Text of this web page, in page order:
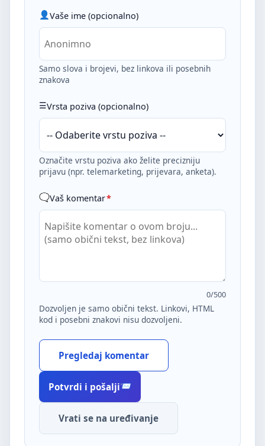
Vaše ime (opcionalno)
Samo slova i brojevi, bez linkova ili posebnih
znakova
Vrsta poziva (opcionalno)
Označite vrstu poziva ako želite precizniju
prijavu (npr. telemarketing, prijevara, anketa).
Vaš komentar*
0/500
Dozvoljen je samo obični tekst. Linkovi, HTML
kod i posebni znakovi nisu dozvoljeni.
Pregledaj komentar
Potvrdi i pošalji
Vrati se na uređivanje